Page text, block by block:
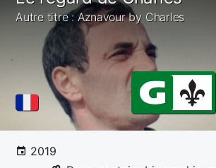
Autre titre : Aznavour by Charles
2019